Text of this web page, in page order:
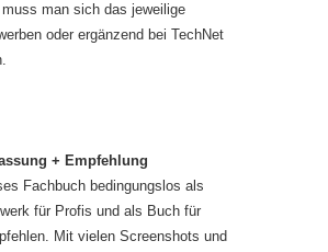
man sich das jeweilige
oder ergänzend bei TechNet
+ Empfehlung
Fachbuch bedingungslos als
für Profis und als Buch für
Mit vielen Screenshots und